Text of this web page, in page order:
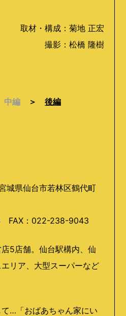
取材・構成：菊地 正宏
撮影：松橋 隆樹
中編 ＞ 後編
城県仙台市若林区鶴代町
FAX ： 022-238-9043
5店舗。仙台駅構内、仙
リア、大型スーパーなど
て…「おばあちゃん家にい